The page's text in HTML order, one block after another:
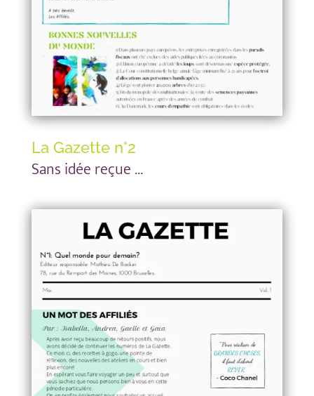
La Gazette n°2
Sans idée reçue …